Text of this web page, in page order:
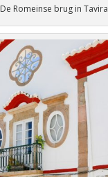
De Romeinse brug in Tavira